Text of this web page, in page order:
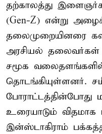
தற்காலத்து
(Gen-Z) என்று
தலைமுறையினரை
அரசியல்
சமூக
தொடங்கியுள்ளனர்.
போராட்டத்தின்போது
உரையாடும் விதமாக
இன்ஸ்டாகிராம்